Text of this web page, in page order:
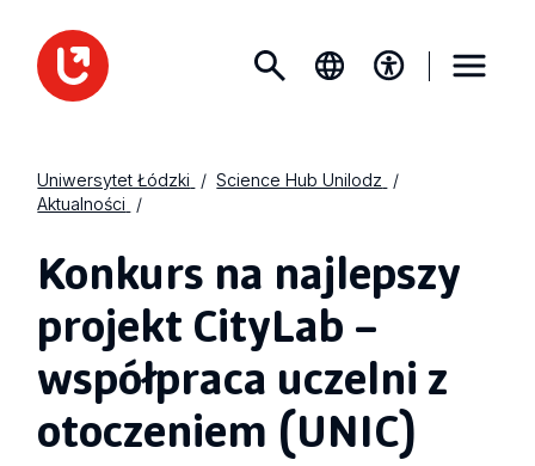
Uniwersytet Łódzki
Science Hub Unilodz
Aktualności
Konkurs na najlepszy
projekt CityLab –
współpraca uczelni z
otoczeniem (UNIC)